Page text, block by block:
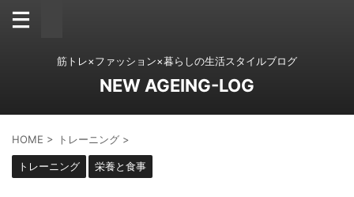
筋トレ×ファッション×暮らしの生活スタイルブログ
NEW AGEING-LOG
HOME > トレーニング >
トレーニング 栄養と食事